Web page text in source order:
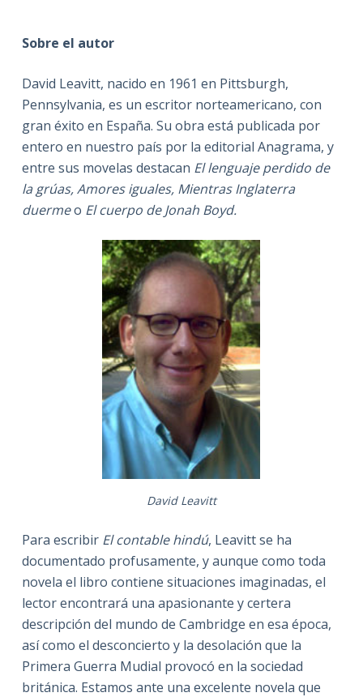
Sobre el autor
David Leavitt, nacido en 1961 en Pittsburgh,
Pennsylvania, es un escritor norteamericano, con
gran éxito en España. Su obra está publicada por
entero en nuestro país por la editorial Anagrama, y
entre sus movelas destacan El lenguaje perdido de
la grúas, Amores iguales, Mientras Inglaterra
duermeo El cuerpo de Jonah Boyd.
David Leavitt
Para escribir El contable hindú, Leavitt se ha
documentado profusamente, y aunque como toda
novela el libro contiene situaciones imaginadas, el
lector encontrará una apasionante y certera
descripción del mundo de Cambridge en esa época,
así como el desconcierto y la desolación que la
Primera Guerra Mudial provocó en la sociedad
británica. Estamos ante una excelente novela que